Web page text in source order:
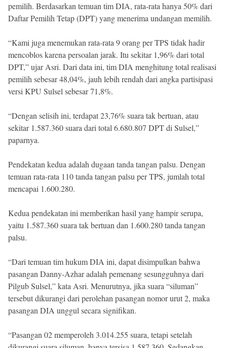
pemilih. Berdasarkan temuan tim DIA, rata-rata hanya 50% dari
Daftar Pemilih Tetap (DPT) yang menerima undangan memilih.
“Kami juga menemukan rata-rata 9 orang per TPS tidak hadir
mencoblos karena persoalan jarak. Itu sekitar 1,96% dari total
DPT,” ujar Asri. Dari data ini, tim DIA menghitung total realisasi
pemilih sebesar 48,04%, jauh lebih rendah dari angka partisipasi
versi KPU Sulsel sebesar 71,8%.
“Dengan selisih ini, terdapat 23,76% suara tak bertuan, atau
sekitar 1.587.360 suara dari total 6.680.807 DPT di Sulsel,”
paparnya.
Pendekatan kedua adalah dugaan tanda tangan palsu. Dengan
temuan rata-rata 110 tanda tangan palsu per TPS, jumlah total
mencapai 1.600.280.
Kedua pendekatan ini memberikan hasil yang hampir serupa,
yaitu 1.587.360 suara tak bertuan dan 1.600.280 tanda tangan
palsu.
“Dari temuan tim hukum DIA ini, dapat disimpulkan bahwa
pasangan Danny-Azhar adalah pemenang sesungguhnya dari
Pilgub Sulsel,” kata Asri. Menurutnya, jika suara “siluman”
tersebut dikurangi dari perolehan pasangan nomor urut 2, maka
pasangan DIA unggul secara signifikan.
“Pasangan 02 memperoleh 3.014.255 suara, tetapi setelah